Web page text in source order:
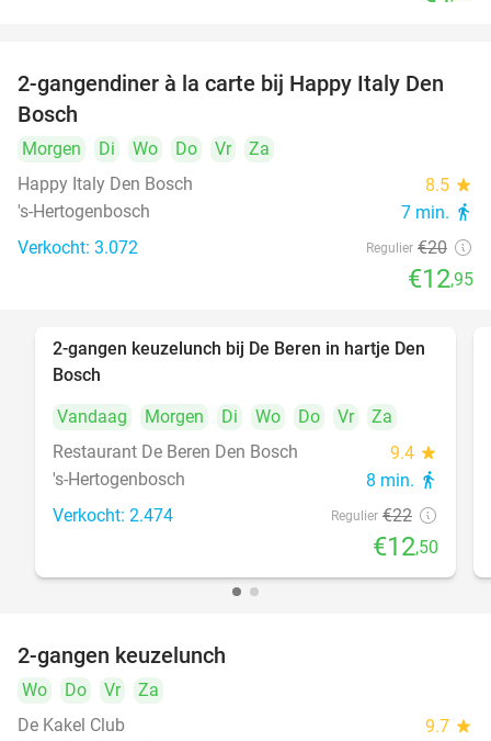
35%
2-gangendiner à la carte bij Happy Italy Den
Bosch
Morgen Di Wo Do Vr
Za
Happy Italy Den Bosch
8.5 star
's-Hertogenbosch 7 min. directions_walk
Verkocht: 3.072 Regulier €20
€12,95
43%
2-gangen keuzelunch bij De Beren in hartje Den
Bosch
Vandaag
Morgen Di Wo Do Vr
Za
Restaurant De Beren Den Bosch
9.4 star
's-Hertogenbosch 8 min. directions_walk
Verkocht: 2.474 Regulier €22
€12,50
2-gangen keuzelunch
Wo Do Vr
Za
De Kakel Club
9.7 star